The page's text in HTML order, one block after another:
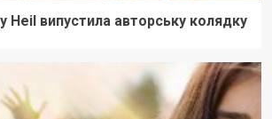
Heil випустила авторську колядку